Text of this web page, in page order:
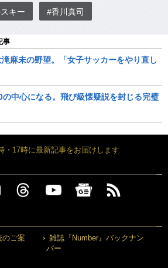
キー #香川真司
事
麻未の野望。「女子サッカーをやり直し
中心になる。飛び級懐疑説を封じる完璧
・17時に最新記事をお届けします
のご案
雑誌『Number』バックナン
バー